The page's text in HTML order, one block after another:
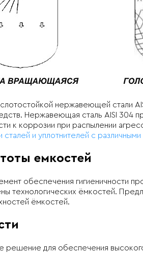
нержавеющей стали
Нержавеющая сталь AISI 304
к коррозии при распылении
и уплотнителей с
емкостей
обеспечения гигиеничности
технологических ёмкостей.
ёмкостей.
для обеспечения